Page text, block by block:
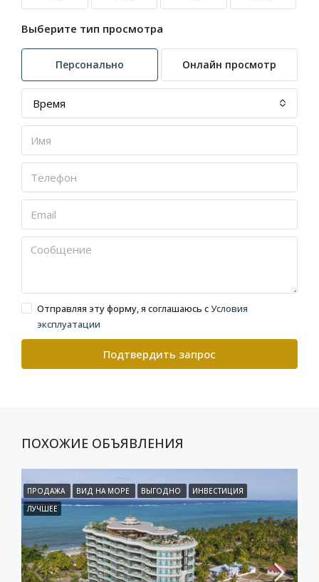
Выберите тип просмотра
Персонально Онлайн просмотр
Время
Отправляя эту форму, я соглашаюсь сУсловия
эксплуатации
Подтвердить запрос
ПОХОЖИЕ ОБЪЯВЛЕНИЯ
ПРОДАЖА ВИД НА МОРЕ ВЫГОДНО
ИНВЕСТИЦИЯ
ЛУЧШЕЕ